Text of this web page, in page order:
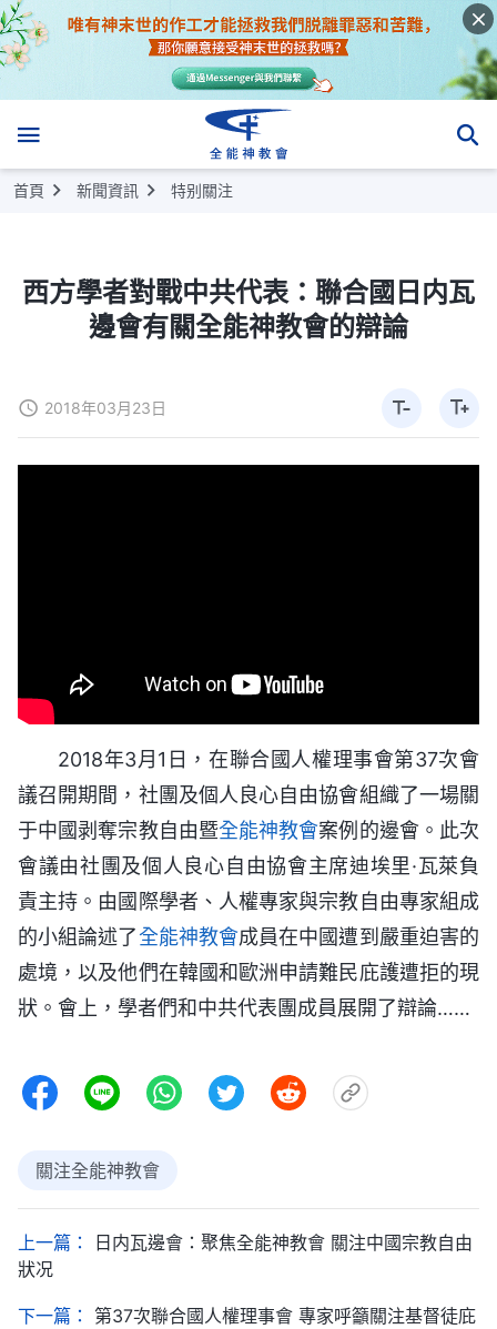
首頁 新聞資訊 特别關注
西方學者對戰中共代表：聯合國日内瓦
邊會有關全能神教會的辯論
2018年03月23日
2018年3月1日，在聯合國人權理事會第37次會
議召開期間，社團及個人良心自由協會組織了一場關
于中國剥奪宗教自由暨全能神教會案例的邊會。此次
會議由社團及個人良心自由協會主席迪埃里·瓦萊負
責主持。由國際學者、人權專家與宗教自由專家組成
的小組論述了全能神教會成員在中國遭到嚴重迫害的
處境，以及他們在韓國和歐洲申請難民庇護遭拒的現
狀。會上，學者們和中共代表團成員展開了辯論……
關注全能神教會
上一篇： 日内瓦邊會：聚焦全能神教會 關注中國宗教自由
狀况
下一篇： 第37次聯合國人權理事會 專家呼籲關注基督徒庇